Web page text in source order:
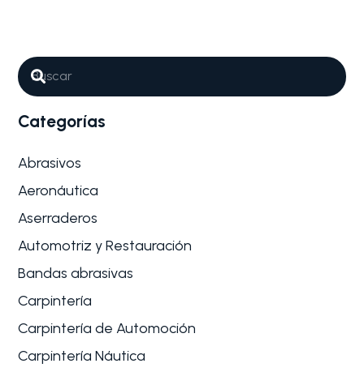
Por qué son tan importantes los
Abrasivos para Fabricación de
sellos y grabados
La industria de la personalización y el marcaje,
específicamente en la creación…
Categorías
Abrasivos
Aeronáutica
Aserraderos
Automotriz y Restauración
Bandas abrasivas
Carpintería
Carpintería de Automoción
Carpintería Náutica